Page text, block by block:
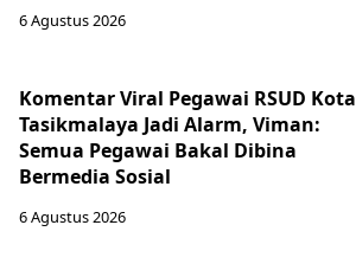
6 Agustus 2026
Komentar Viral Pegawai RSUD Kota
Tasikmalaya Jadi Alarm, Viman:
Semua Pegawai Bakal Dibina
Bermedia Sosial
6 Agustus 2026